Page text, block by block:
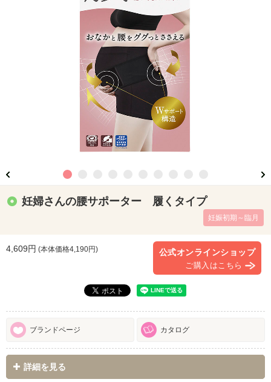
妊婦さんの腰サポーター 履くタイプ
妊娠初期～臨月
4,609円 (本体価格4,190円) 公式オンラインショップ
ご購入はこちら
ブランドページ カタログ
詳細を見る